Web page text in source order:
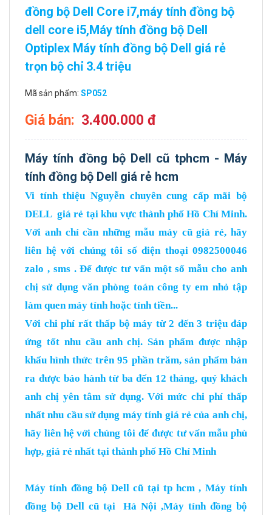
đồng bộ Dell Core i7,máy tính đồng bộ
dell core i5,Máy tính đồng bộ Dell
Optiplex Máy tính đồng bộ Dell giá rẻ
trọn bộ chỉ 3.4 triệu
Mã sản phẩm: SP052
Giá bán: 3.400.000 đ
Máy tính đồng bộ Dell cũ tphcm - Máy
tính đồng bộ Dell giá rẻ hcm
Vi tính thiệu Nguyễn chuyên cung cấp mãi bộ
DELL giá rẻ tại khu vực thành phố Hồ Chí Minh.
Với anh chỉ cần những mẫu máy cũ giá rẻ, hãy
liên hệ với chúng tôi số điện thoại 0982500046
zalo , sms . Để được tư vấn một số mẫu cho anh
chị sử dụng văn phòng toán công ty em nhỏ tập
làm quen máy tính hoặc tính tiền...
Với chi phí rất thấp bộ máy từ 2 đến 3 triệu đáp
ứng tốt nhu cầu anh chị. Sản phẩm được nhập
khẩu hình thức trên 95 phần trăm, sản phẩm bán
ra được bảo hành từ ba đến 12 tháng, quý khách
anh chị yên tâm sử dụng. Với mức chi phí thấp
nhất nhu cầu sử dụng máy tính giá rẻ của anh chị,
hãy liên hệ với chúng tôi để được tư vấn mẫu phù
hợp, giá rẻ nhất tại thành phố Hồ Chí Minh
Máy tính đồng bộ Dell cũ tại tp hcm , Máy tính
đồng bộ Dell cũ tại Hà Nội ,Máy tính đồng bộ